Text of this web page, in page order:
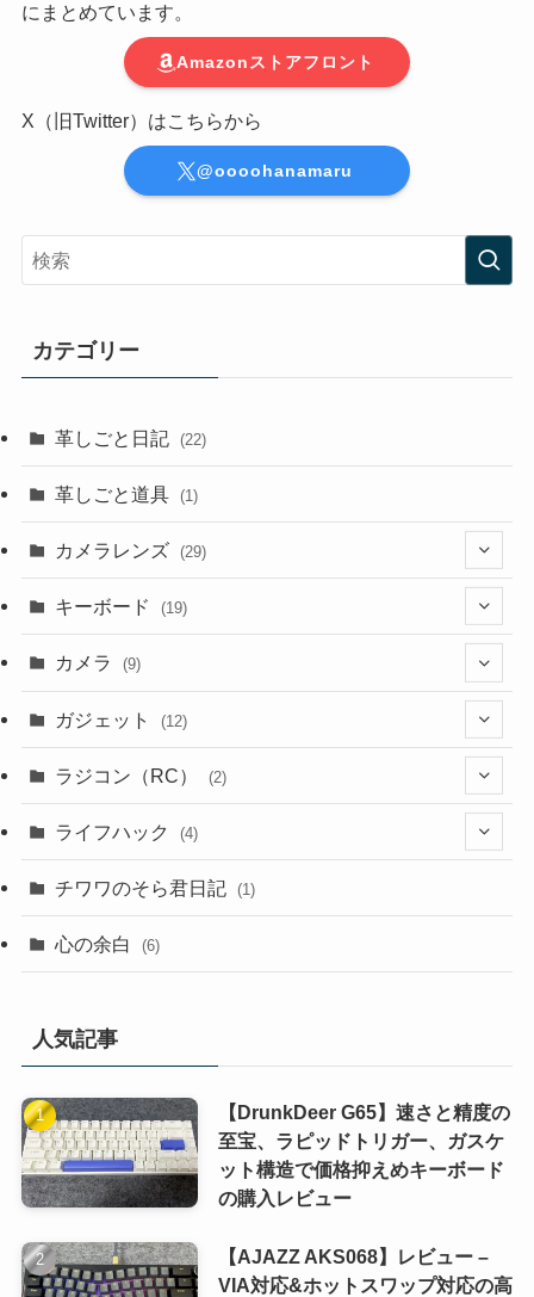
にまとめています。
Amazonストアフロント
X（旧Twitter）はこちらから
@oooohanamaru
カテゴリー
革しごと日記 (22)
革しごと道具 (1)
カメラレンズ (29)
(8)
(3)
(9)
(1)
(1)
キーボード (19)
(1)
(1)
(3)
(1)
(1)
(1)
カメラ (9)
(7)
(2)
ガジェット (12)
(1)
(1)
ラジコン（RC） (2)
ライフハック (4)
(2)
(2)
チワワのそら君日記 (1)
心の余白 (6)
人気記事
【DrunkDeer G65】速さと精度の
至宝、ラピッドトリガー、ガスケ
ット構造で価格抑えめキーボード
の購入レビュー
【AJAZZ AKS068】レビュー –
VIA対応&ホットスワップ対応の高